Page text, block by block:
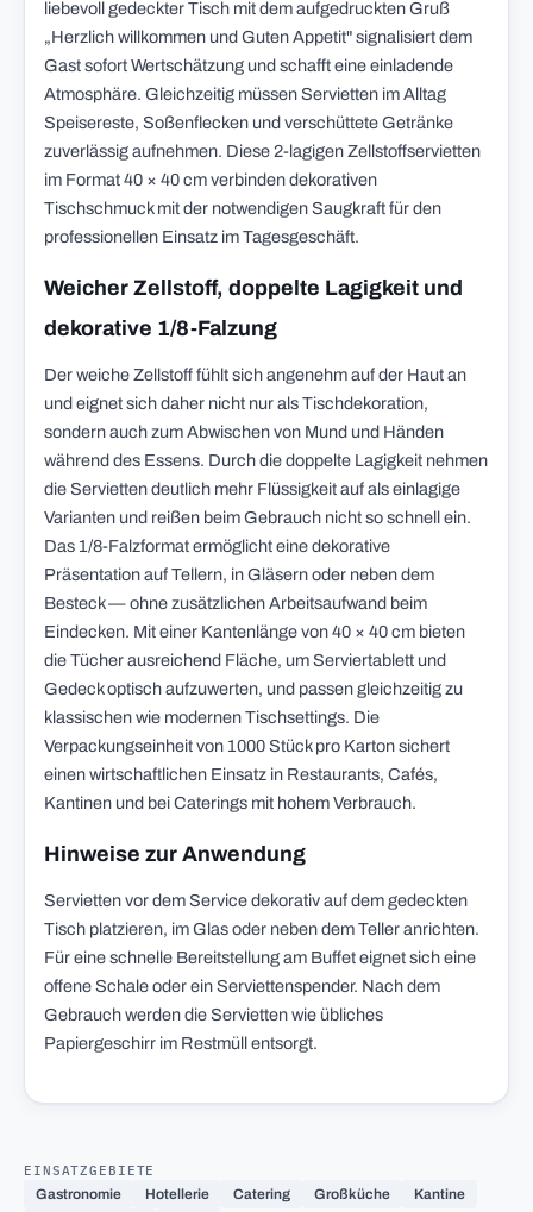
liebevoll gedeckter Tisch mit dem aufgedruckten Gruß
„Herzlich willkommen und Guten Appetit" signalisiert dem
Gast sofort Wertschätzung und schafft eine einladende
Atmosphäre. Gleichzeitig müssen Servietten im Alltag
Speisereste, Soßenflecken und verschüttete Getränke
zuverlässig aufnehmen. Diese 2-lagigen Zellstoffservietten
im Format 40 × 40 cm verbinden dekorativen
Tischschmuck mit der notwendigen Saugkraft für den
professionellen Einsatz im Tagesgeschäft.
Weicher Zellstoff, doppelte Lagigkeit und
dekorative 1/8-Falzung
Der weiche Zellstoff fühlt sich angenehm auf der Haut an
und eignet sich daher nicht nur als Tischdekoration,
sondern auch zum Abwischen von Mund und Händen
während des Essens. Durch die doppelte Lagigkeit nehmen
die Servietten deutlich mehr Flüssigkeit auf als einlagige
Varianten und reißen beim Gebrauch nicht so schnell ein.
Das 1/8-Falzformat ermöglicht eine dekorative
Präsentation auf Tellern, in Gläsern oder neben dem
Besteck — ohne zusätzlichen Arbeitsaufwand beim
Eindecken. Mit einer Kantenlänge von 40 × 40 cm bieten
die Tücher ausreichend Fläche, um Serviertablett und
Gedeck optisch aufzuwerten, und passen gleichzeitig zu
klassischen wie modernen Tischsettings. Die
Verpackungseinheit von 1000 Stück pro Karton sichert
einen wirtschaftlichen Einsatz in Restaurants, Cafés,
Kantinen und bei Caterings mit hohem Verbrauch.
Hinweise zur Anwendung
Servietten vor dem Service dekorativ auf dem gedeckten
Tisch platzieren, im Glas oder neben dem Teller anrichten.
Für eine schnelle Bereitstellung am Buffet eignet sich eine
offene Schale oder ein Serviettenspender. Nach dem
Gebrauch werden die Servietten wie übliches
Papiergeschirr im Restmüll entsorgt.
EINSATZGEBIETE
Gastronomie
Hotellerie Catering Großküche Kantine